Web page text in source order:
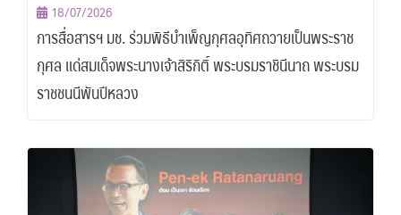
18/07/2026
การสื่อสารฯ มช. ร่วมพิธีบำเพ็ญกุศลอุทิศถวายเป็นพระราช
กุศล แด่สมเด็จพระนางเจ้าสิริกิติ์ พระบรมราชินีนาถ พระบรม
ราชชนนีพันปีหลวง